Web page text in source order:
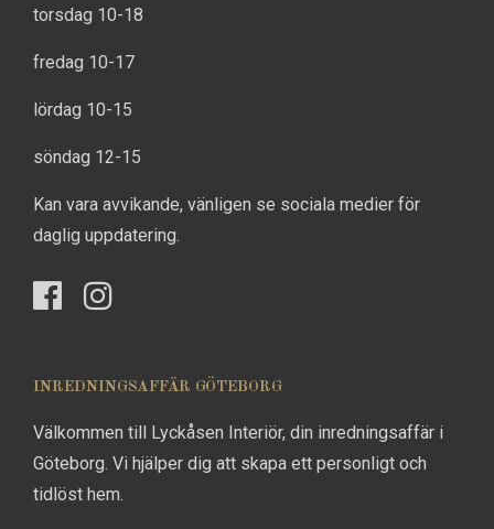
torsdag 10-18
fredag 10-17
lördag 10-15
söndag 12-15
Kan vara avvikande, vänligen se sociala medier för
daglig uppdatering.
INREDNINGSAFFÄR GÖTEBORG
Välkommen till Lyckåsen Interiör, din inredningsaffär i
Göteborg. Vi hjälper dig att skapa ett personligt och
tidlöst hem.